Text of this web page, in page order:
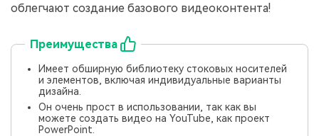
облегчают создание базового видеоконтента!
Преимущества
Имеет обширную библиотеку стоковых носителей
и элементов, включая индивидуальные варианты
дизайна.
Он очень прост в использовании, так как вы
можете создать видео на YouTube, как проект
PowerPoint.